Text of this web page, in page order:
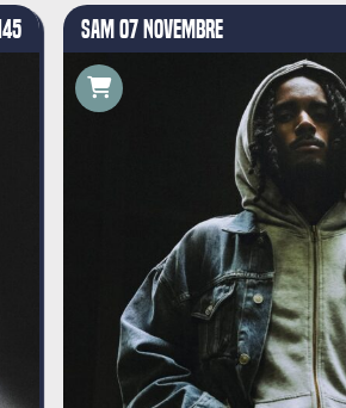
SAM 07 NOVEMBRE